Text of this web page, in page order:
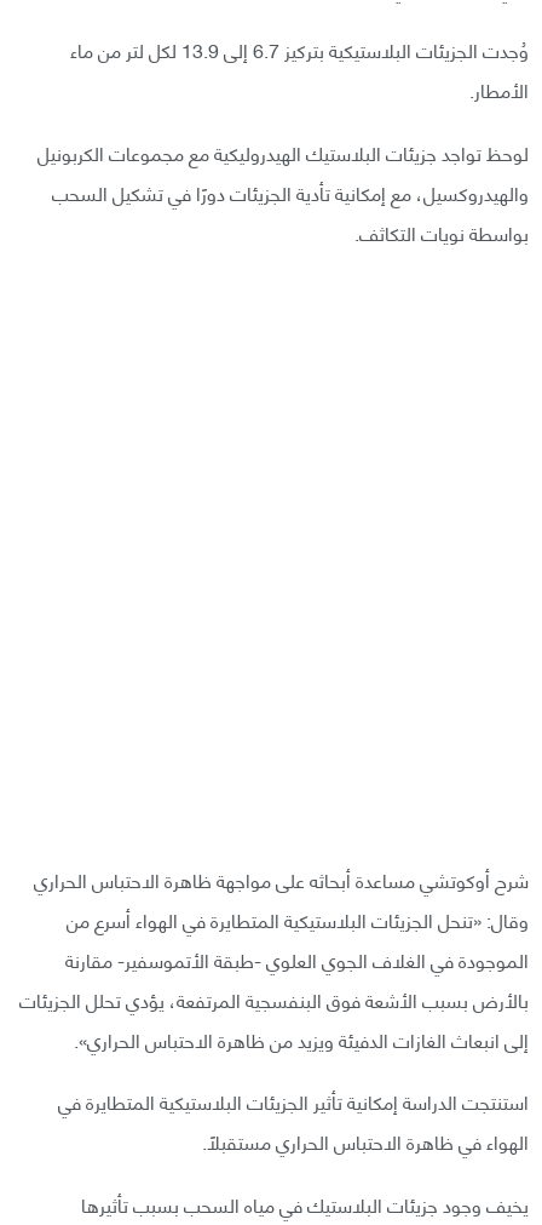
وُجدت الجزيئات البلاستيكية بتركيز 6.7 إلى 13.9 لكل لتر من ماء
الأمطار.
لوحظ تواجد جزيئات البلاستيك الهيدروليكية مع مجموعات الكربونيل
والهيدروكسيل، مع إمكانية تأدية الجزيئات دورًا في تشكيل السحب
بواسطة نويات التكاثف.
شرح أوكوتشي مساعدة أبحاثه على مواجهة ظاهرة الاحتباس الحراري
وقال: «تنحل الجزيئات البلاستيكية المتطايرة في الهواء أسرع من
الموجودة في الغلاف الجوي العلوي -طبقة الأتموسفير- مقارنة
بالأرض بسبب الأشعة فوق البنفسجية المرتفعة، يؤدي تحلل الجزيئات
إلى انبعاث الغازات الدفيئة ويزيد من ظاهرة الاحتباس الحراري».
استنتجت الدراسة إمكانية تأثير الجزيئات البلاستيكية المتطايرة في
الهواء في ظاهرة الاحتباس الحراري مستقبلًا.
يخيف وجود جزيئات البلاستيك في مياه السحب بسبب تأثيرها